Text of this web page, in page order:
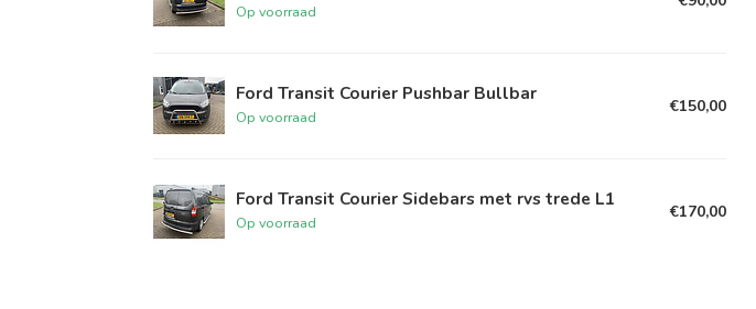
Op voorraad
Ford Transit Courier Pushbar Bullbar
Op voorraad
€150,00
Ford Transit Courier Sidebars met rvs trede L1
Op voorraad
€170,00